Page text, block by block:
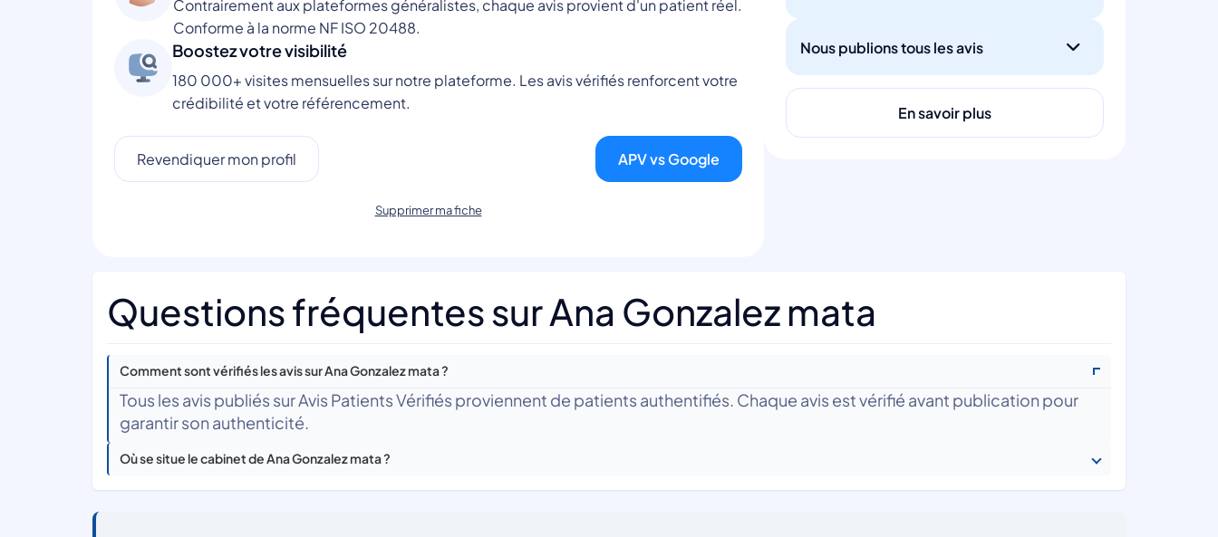
Contrairement aux plateformes généralistes, chaque avis provient d'un patient réel.
Conforme à la norme NF ISO 20488.
Boostez votre visibilité
180 000+ visites mensuelles sur notre plateforme. Les avis vérifiés renforcent votre
crédibilité et votre référencement.
Revendiquer mon profil APV vs Google
Supprimer ma fiche
Nous publions tous les avis
En savoir plus
Questions fréquentes sur Ana Gonzalez mata
Comment sont vérifiés les avis sur Ana Gonzalez mata ?
Tous les avis publiés sur Avis Patients Vérifiés proviennent de patients authentifiés. Chaque avis est vérifié avant publication pour
garantir son authenticité.
Où se situe le cabinet de Ana Gonzalez mata ?